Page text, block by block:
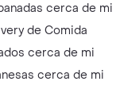
cerca de mi
de Comida
cerca de mi
cerca de mi